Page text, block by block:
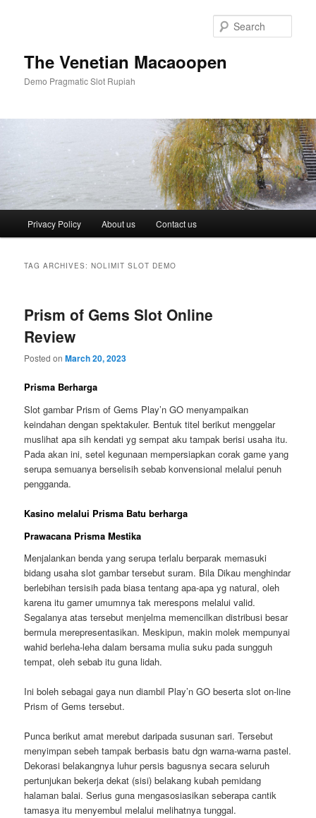
The Venetian Macaoopen
Demo Pragmatic Slot Rupiah
Privacy Policy About us Contact us
TAG ARCHIVES:NOLIMIT SLOT DEMO
Prism of Gems Slot Online
Review
Posted onMarch 20, 2023
Prisma Berharga
Slot gambar Prism of Gems Play’n GO menyampaikan
keindahan dengan spektakuler. Bentuk titel berikut menggelar
muslihat apa sih kendati yg sempat aku tampak berisi usaha itu.
Pada akan ini, setel kegunaan mempersiapkan corak game yang
serupa semuanya berselisih sebab konvensional melalui penuh
pengganda.
Kasino melalui Prisma Batu berharga
Prawacana Prisma Mestika
Menjalankan benda yang serupa terlalu berparak memasuki
bidang usaha slot gambar tersebut suram. Bila Dikau menghindar
berlebihan tersisih pada biasa tentang apa-apa yg natural, oleh
karena itu gamer umumnya tak merespons melalui valid.
Segalanya atas tersebut menjelma memencilkan distribusi besar
bermula merepresentasikan. Meskipun, makin molek mempunyai
wahid berleha-leha dalam bersama mulia suku pada sungguh
tempat, oleh sebab itu guna lidah.
Ini boleh sebagai gaya nun diambil Play’n GO beserta slot on-line
Prism of Gems tersebut.
Punca berikut amat merebut daripada susunan sari. Tersebut
menyimpan sebeh tampak berbasis batu dgn warna-warna pastel.
Dekorasi belakangnya luhur persis bagusnya secara seluruh
pertunjukan bekerja dekat (sisi) belakang kubah pemidang
halaman balai. Serius guna mengasosiasikan seberapa cantik
tamasya itu menyembul melalui melihatnya tunggal.